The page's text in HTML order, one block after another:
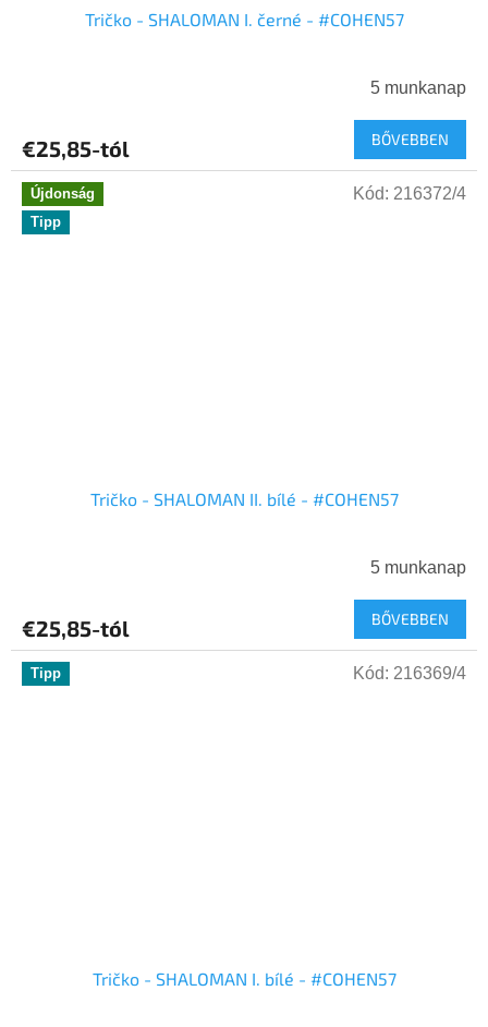
Tričko - SHALOMAN I. černé - #COHEN57
5 munkanap
€25,85-tól BŐVEBBEN
Újdonság
Tipp
Tričko - SHALOMAN II. bílé - #COHEN57
5 munkanap
€25,85-tól BŐVEBBEN
Kód: 216372/4
Tipp
Tričko - SHALOMAN I. bílé - #COHEN57
Kód: 216369/4